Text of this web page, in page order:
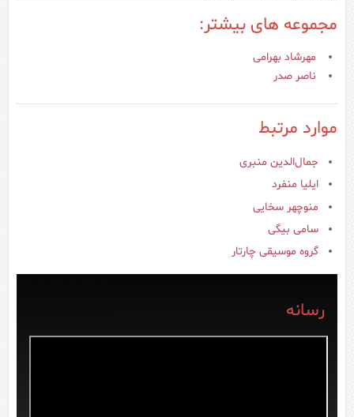
مجموعه های بیشتر:
مهرشاد بهرامی
ناصر صدر
موارد مرتبط
جمال‌الدین منبری
ایلیا منفرد
منوچهر سخایی
سامی بیگی
گروه موسیقی چارتار
رسانه